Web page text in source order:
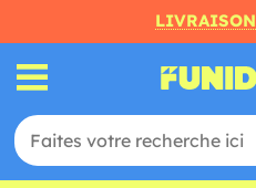
LIVRAISON